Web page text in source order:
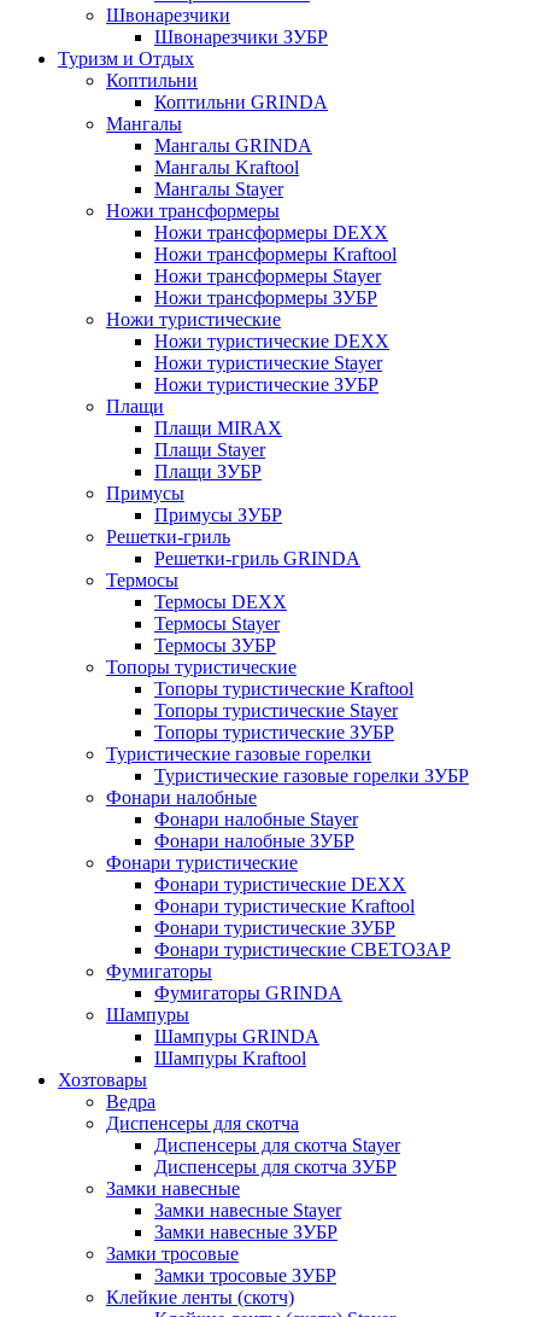
Швонарезчики
Швонарезчики ЗУБР
Туризм и Отдых
Коптильни
Коптильни GRINDA
Мангалы
Мангалы GRINDA
Мангалы Kraftool
Мангалы Stayer
Ножи трансформеры
Ножи трансформеры DEXX
Ножи трансформеры Kraftool
Ножи трансформеры Stayer
Ножи трансформеры ЗУБР
Ножи туристические
Ножи туристические DEXX
Ножи туристические Stayer
Ножи туристические ЗУБР
Плащи
Плащи MIRAX
Плащи Stayer
Плащи ЗУБР
Примусы
Примусы ЗУБР
Решетки-гриль
Решетки-гриль GRINDA
Термосы
Термосы DEXX
Термосы Stayer
Термосы ЗУБР
Топоры туристические
Топоры туристические Kraftool
Топоры туристические Stayer
Топоры туристические ЗУБР
Туристические газовые горелки
Туристические газовые горелки ЗУБР
Фонари налобные
Фонари налобные Stayer
Фонари налобные ЗУБР
Фонари туристические
Фонари туристические DEXX
Фонари туристические Kraftool
Фонари туристические ЗУБР
Фонари туристические СВЕТОЗАР
Фумигаторы
Фумигаторы GRINDA
Шампуры
Шампуры GRINDA
Шампуры Kraftool
Хозтовары
Ведра
Диспенсеры для скотча
Диспенсеры для скотча Stayer
Диспенсеры для скотча ЗУБР
Замки навесные
Замки навесные Stayer
Замки навесные ЗУБР
Замки тросовые
Замки тросовые ЗУБР
Клейкие ленты (скотч)